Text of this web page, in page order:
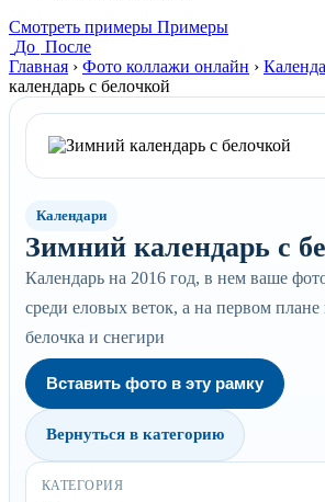
Смотреть примеры Примеры
До После
Главная › Фото коллажи онлайн ›
календарь с белочкой
Календари
Зимний календарь с
Календарь на 2016 год, в нем ваше
среди еловых веток, а на первом плане
белочка и снегири
Вставить фото в эту рамку
Вернуться в категорию
КАТЕГОРИЯ